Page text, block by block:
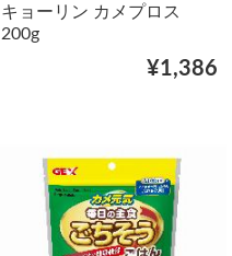
キョーリン カメプロス
200g
¥1,386